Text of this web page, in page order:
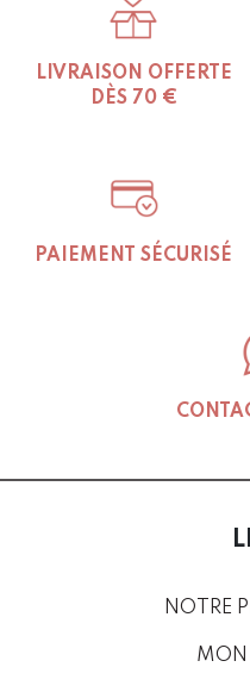
LIVRAISON OFFERTE
DÈS 70 €
PAIEMENT SÉCURISÉ
NOTRE
MON